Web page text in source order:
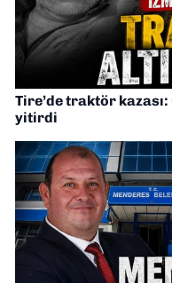
Tire’de traktör
yitirdi